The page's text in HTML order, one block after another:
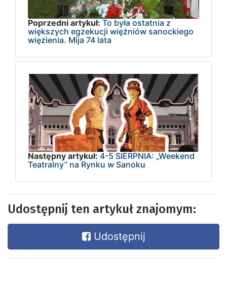
Poprzedni artykuł: To była ostatnia z
większych egzekucji więźniów sanockiego
więzienia. Mija 74 lata
Następny artykuł: 4-5 SIERPNIA: „Weekend
Teatralny” na Rynku w Sanoku
Udostępnij ten artykuł znajomym:
Udostępnij